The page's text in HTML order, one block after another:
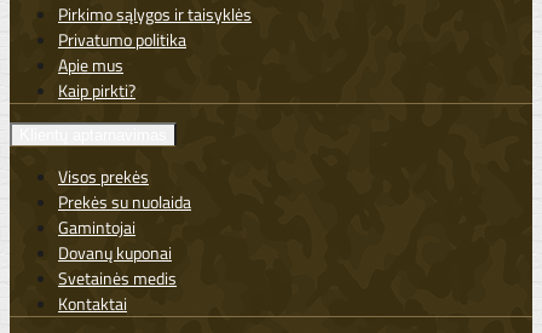
Pirkimo sąlygos ir taisyklės
Privatumo politika
Apie mus
Kaip pirkti?
Visos prekės
Prekės su nuolaida
Gamintojai
Dovanų kuponai
Svetainės medis
Kontaktai